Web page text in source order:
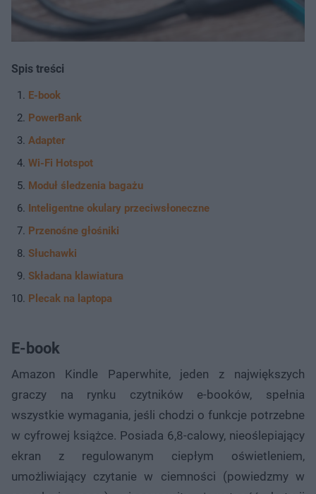
Spis treści
E-book
PowerBank
Adapter
Wi-Fi Hotspot
Moduł śledzenia bagażu
Inteligentne okulary przeciwsłoneczne
Przenośne głośniki
Słuchawki
Składana klawiatura
Plecak na laptopa
E-book
Amazon Kindle Paperwhite, jeden z największych
graczy na rynku czytników e-booków, spełnia
wszystkie wymagania, jeśli chodzi o funkcje potrzebne
w cyfrowej książce. Posiada 6,8-calowy, nieoślepiający
ekran z regulowanym ciepłym oświetleniem,
umożliwiający czytanie w ciemności (powiedzmy w